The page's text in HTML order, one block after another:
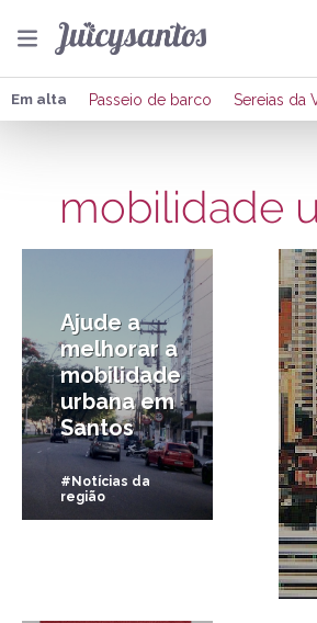
Em alta Passeio de barco Sereias da
mobilidade
Ajude a
melhorar a
mobilidade
urbana em
Santos
#Notícias da
região